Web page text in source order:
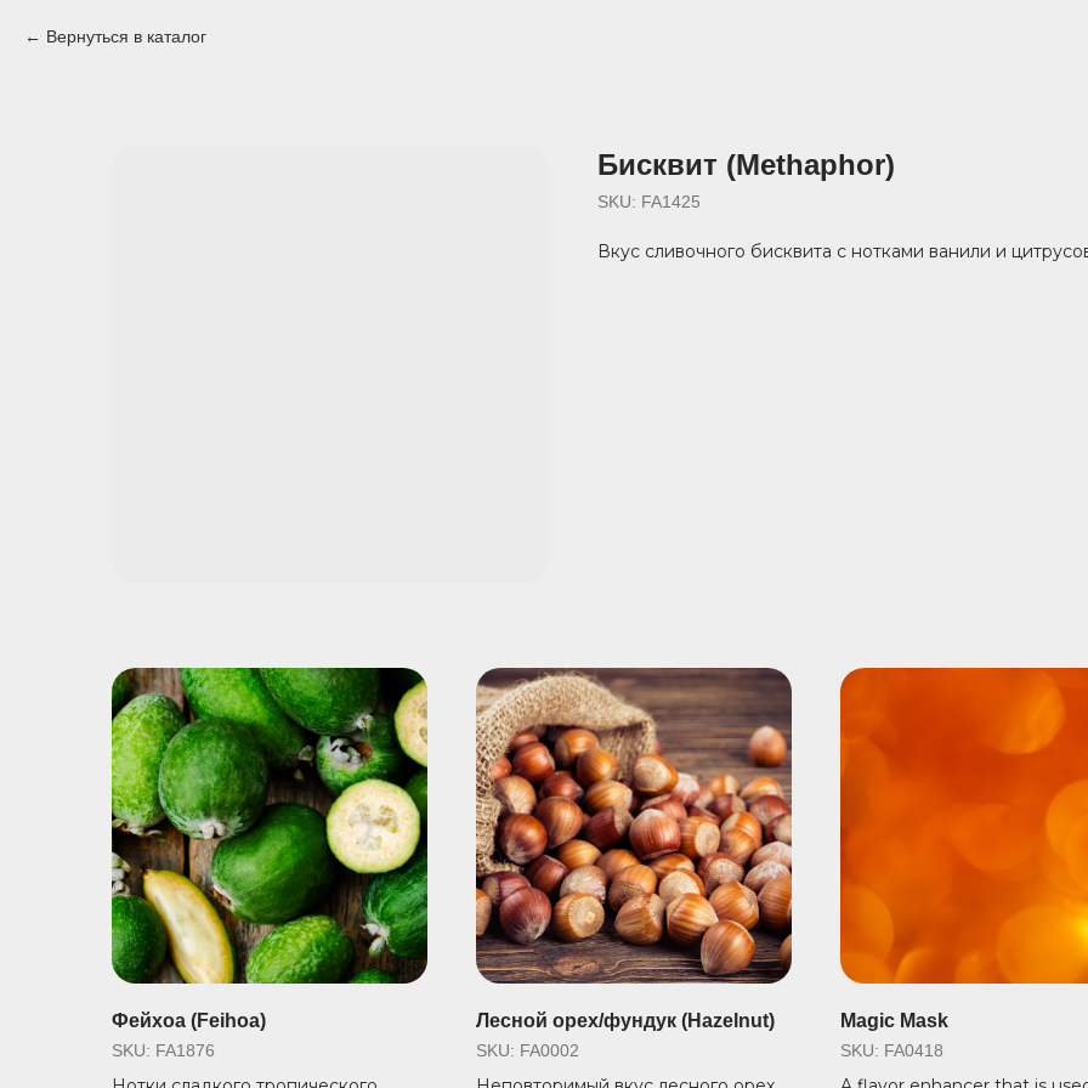
Вернуться в каталог
Бисквит (Methaphor)
SKU: FA1425
Вкус сливочного бисквита с нотками ванили и
Фейхоа (Feihoa)
SKU: FA1876
Лесной орех/фундук (Hazelnut)
SKU: FA0002
Magic Mask
SKU: FA0418